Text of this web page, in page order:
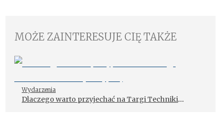
MOŻE ZAINTERESUJE CIĘ TAKŻE
Wydarzenia
Dlaczego warto przyjechać na Targi Techniki